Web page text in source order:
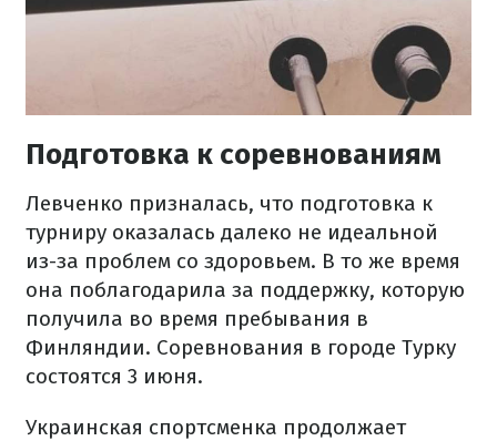
Подготовка к соревнованиям
Левченко призналась, что подготовка к
турниру оказалась далеко не идеальной
из-за проблем со здоровьем. В то же время
она поблагодарила за поддержку, которую
получила во время пребывания в
Финляндии. Соревнования в городе Турку
состоятся 3 июня.
Украинская спортсменка продолжает